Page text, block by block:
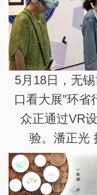
5月18日，无
口看大展”环
众正通过VR
验。潘正光